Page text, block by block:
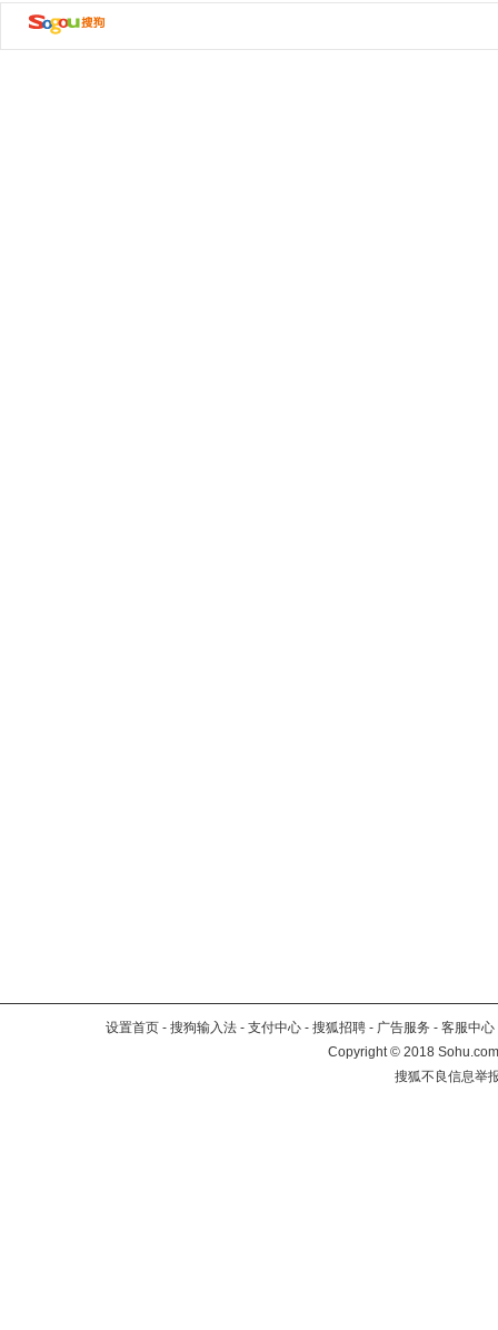
设置首页 - 搜狗输入法 - 支付中心 - 搜狐招聘 - 广告服务 - 客服中心
Copyright©2018
搜狐不良信息举